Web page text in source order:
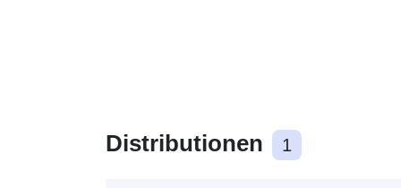
Distributionen 1